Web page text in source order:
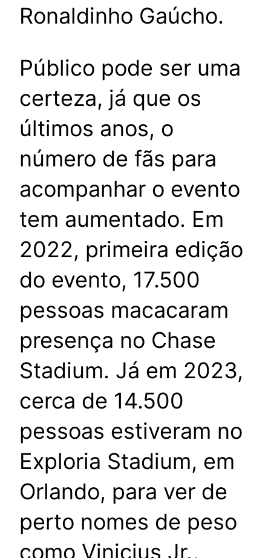
Ronaldinho Gaúcho.
Público pode ser uma
certeza, já que os
últimos anos, o
número de fãs para
acompanhar o evento
tem aumentado. Em
2022, primeira edição
do evento, 17.500
pessoas macacaram
presença no Chase
Stadium. Já em 2023,
cerca de 14.500
pessoas estiveram no
Exploria Stadium, em
Orlando, para ver de
perto nomes de peso
como Vinicius Jr.,